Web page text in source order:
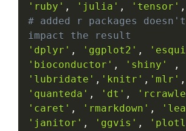
'ruby' , 'julia' , 'tensor' ,
# added r packages
impact the result
'dplyr' , 'ggplot2' ,
'bioconductor' , 'shiny'
,
'lubridate' , 'knitr' , 'mlr' ,
'quanteda' , 'dt' ,
'caret' , 'rmarkdown' ,
'janitor' , 'ggvis' ,